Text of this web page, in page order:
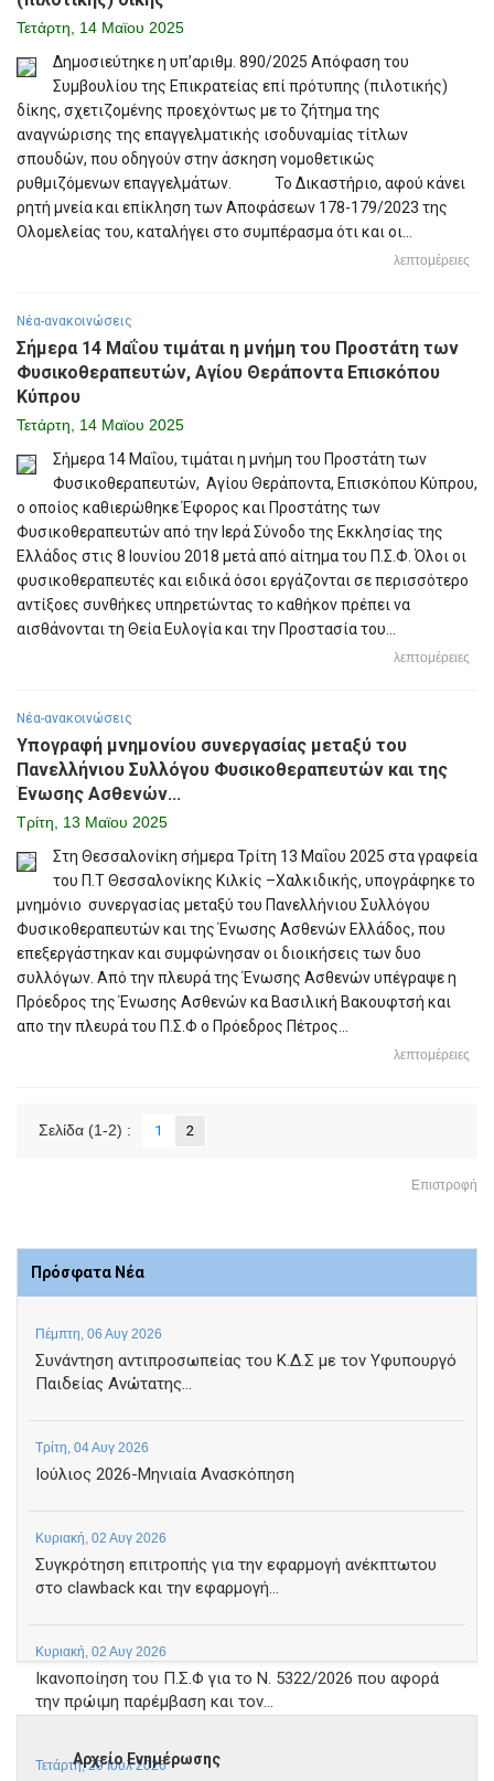
Τετάρτη, 14 Μαϊου 2025
Δημοσιεύτηκε η υπ’αριθμ. 890/2025 Απόφαση του
Συμβουλίου της Επικρατείας επί πρότυπης (πιλοτικής)
δίκης, σχετιζομένης προεχόντως με το ζήτημα της
αναγνώρισης της επαγγελματικής ισοδυναμίας τίτλων
σπουδών, που οδηγούν στην άσκηση νομοθετικώς
ρυθμιζόμενων επαγγελμάτων. Το Δικαστήριο, αφού κάνει
ρητή μνεία και επίκληση των Αποφάσεων 178-179/2023 της
Ολομελείας του, καταλήγει στο συμπέρασμα ότι και οι...
λεπτομέρειες
Νέα-ανακοινώσεις
Σήμερα 14 Μαΐου τιμάται η μνήμη του Προστάτη των
Φυσικοθεραπευτών, Αγίου Θεράποντα Επισκόπου
Κύπρου
Τετάρτη, 14 Μαϊου 2025
Σήμερα 14 Μαΐου, τιμάται η μνήμη του Προστάτη των
Φυσικοθεραπευτών, Αγίου Θεράποντα, Επισκόπου Κύπρου,
ο οποίος καθιερώθηκε Έφορος και Προστάτης των
Φυσικοθεραπευτών από την Ιερά Σύνοδο της Εκκλησίας της
Ελλάδος στις 8 Ιουνίου 2018 μετά από αίτημα του Π.Σ.Φ. Όλοι οι
φυσικοθεραπευτές και ειδικά όσοι εργάζονται σε περισσότερο
αντίξοες συνθήκες υπηρετώντας το καθήκον πρέπει να
αισθάνονται τη Θεία Ευλογία και την Προστασία του...
λεπτομέρειες
Νέα-ανακοινώσεις
Υπογραφή μνημονίου συνεργασίας μεταξύ του
Πανελλήνιου Συλλόγου Φυσικοθεραπευτών και της
Ένωσης Ασθενών...
Τρίτη, 13 Μαϊου 2025
Στη Θεσσαλονίκη σήμερα Τρίτη 13 Μαΐου 2025 στα γραφεία
του Π.Τ Θεσσαλονίκης Κιλκίς –Χαλκιδικής, υπογράφηκε το
μνημόνιο συνεργασίας μεταξύ του Πανελλήνιου Συλλόγου
Φυσικοθεραπευτών και της Ένωσης Ασθενών Ελλάδος, που
επεξεργάστηκαν και συμφώνησαν οι διοικήσεις των δυο
συλλόγων. Από την πλευρά της Ένωσης Ασθενών υπέγραψε η
Πρόεδρος της Ένωσης Ασθενών κα Βασιλική Βακουφτσή και
απο την πλευρά του Π.Σ.Φ ο Πρόεδρος Πέτρος...
λεπτομέρειες
Σελίδα (1-2) : 1 2
Επιστροφή
Πρόσφατα Νέα
Πέμπτη, 06 Αυγ 2026
Συνάντηση αντιπροσωπείας του Κ.Δ.Σ με τον Υφυπουργό
Παιδείας Ανώτατης...
Τρίτη, 04 Αυγ 2026
Ιούλιος 2026-Μηνιαία Ανασκόπηση
Κυριακή, 02 Αυγ 2026
Συγκρότηση επιτροπής για την εφαρμογή ανέκπτωτου
στο clawback και την εφαρμογή...
Κυριακή, 02 Αυγ 2026
Ικανοποίηση του Π.Σ.Φ για το Ν. 5322/2026 που αφορά
την πρώιμη παρέμβαση και τον...
Τετάρτη, 29 Ιουλ 2026
Αρχείο Ενημέρωσης